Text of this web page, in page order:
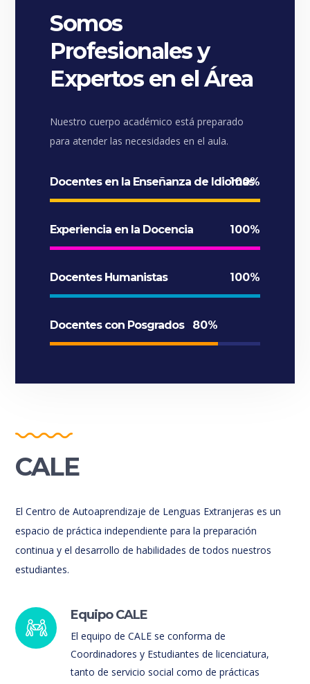
Somos
Profesionales y
Expertos en el Área
Nuestro cuerpo académico está preparado
para atender las necesidades en el aula.
Docentes en la Enseñanza de Idiomas
100%
Experiencia en la Docencia 100%
Docentes Humanistas 100%
Docentes con Posgrados 80%
CALE
El Centro de Autoaprendizaje de Lenguas Extranjeras es un
espacio de práctica independiente para la preparación
continua y el desarrollo de habilidades de todos nuestros
estudiantes.
Equipo CALE
El equipo de CALE se conforma de
Coordinadores y Estudiantes de licenciatura,
tanto de servicio social como de prácticas